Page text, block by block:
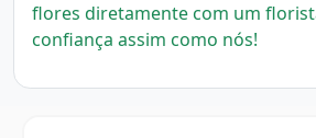
flores diretamente com um
confiança assim como nós!